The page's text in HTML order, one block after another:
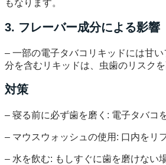
もなります。
3. フレーバー成分による影響
– 一部の電子タバコリキッドには甘
分を含むリキッドは、虫歯のリスクを
対策
– 寝る前に必ず歯を磨く: 電子タバコ
– マウスウォッシュの使用: 口内をリ
– 水を飲む: もしすぐに歯を磨けない